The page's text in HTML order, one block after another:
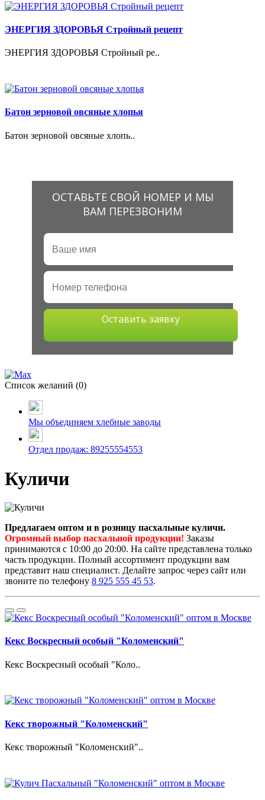
ЭНЕРГИЯ ЗДОРОВЬЯ Стройный рецепт
ЭНЕРГИЯ ЗДОРОВЬЯ Стройный ре..
Батон зерновой овсяные хлопья
Батон зерновой овсяные хлопь..
ОСТАВЬТЕ СВОЙ НОМЕР И МЫ
ВАМ ПЕРЕЗВОНИМ
Оставить заявку
Список желаний (0)
Мы объединяем хлебные заводы
Отдел продаж: 89255554553
Куличи
Предлагаем оптом и в розницу пасхальные куличи.
Огромный выбор пасхальной продукции! Заказы
принимаются с 10:00 до 20:00. На сайте представлена только
часть продукции. Полный ассортимент продукции вам
представит наш специалист. Делайте запрос через сайт или
звоните по телефону 8 925 555 45 53.
Кекс Воскресный особый "Коломенский"
Кекс Воскресный особый "Коло..
Кекс творожный "Коломенский"
Кекс творожный "Коломенский"..